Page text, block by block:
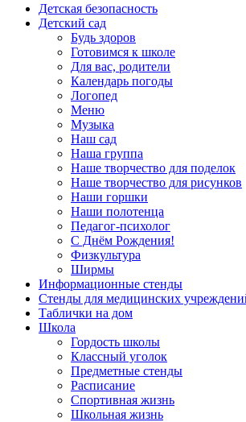
Детская безопасность
Детский сад
Будь здоров
Готовимся к школе
Для вас, родители
Календарь погоды
Логопед
Меню
Музыка
Наш сад
Наша группа
Наше творчество для поделок
Наше творчество для рисунков
Наши горшки
Наши полотенца
Педагог-психолог
С Днём Рождения!
Физкультура
Ширмы
Информационные стенды
Стенды для медицинских
Таблички на дом
Школа
Гордость школы
Классный уголок
Предметные стенды
Расписание
Спортивная жизнь
Школьная жизнь